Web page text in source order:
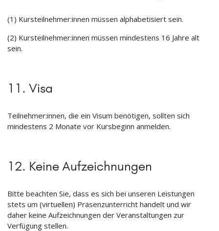
(1) Kursteilnehmer:innen müssen alphabetisiert sein.
(2) Kursteilnehmer:innen müssen mindestens 16 Jahre alt
sein.
11. Visa
Teilnehmer:innen, die ein Visum benötigen, sollten sich
mindestens 2 Monate vor Kursbeginn anmelden.
12. Keine Aufzeichnungen
Bitte beachten Sie, dass es sich bei unseren Leistungen
stets um (virtuellen) Präsenzunterricht handelt und wir
daher keine Aufzeichnungen der Veranstaltungen zur
Verfügung stellen.